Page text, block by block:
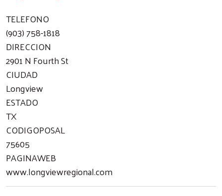
TELEFONO
(903) 758-1818
DIRECCION
2901 N Fourth St
CIUDAD
Longview
ESTADO
TX
CODIGOPOSAL
75605
PAGINAWEB
www.longviewregional.com